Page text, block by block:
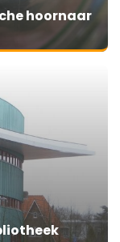
hoornaar